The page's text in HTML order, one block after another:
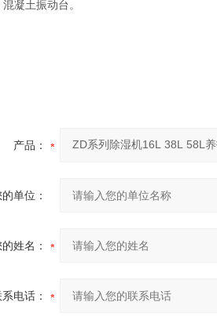
凝土振动台。
产品：
单位：
姓名：
电话：